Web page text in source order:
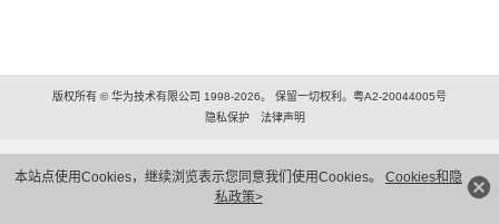
本站点使用Cookies，继续浏览表示您同意我们使用Cookies。 Cookies和隐
私政策>
版权所有 © 华为技术有限公司 1998-2026。 保留一切权利。粤A2-20044005号
隐私保护
法律声明